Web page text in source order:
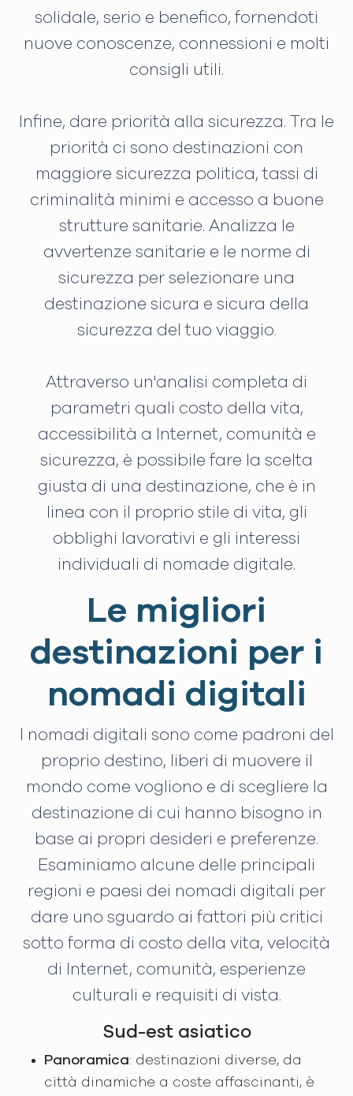
solidale, serio e benefico, fornendoti
nuove conoscenze, connessioni e molti
consigli utili.
Infine, dare priorità alla sicurezza. Tra le
priorità ci sono destinazioni con
maggiore sicurezza politica, tassi di
criminalità minimi e accesso a buone
strutture sanitarie. Analizza le
avvertenze sanitarie e le norme di
sicurezza per selezionare una
destinazione sicura e sicura della
sicurezza del tuo viaggio.
Attraverso un'analisi completa di
parametri quali costo della vita,
accessibilità a Internet, comunità e
sicurezza, è possibile fare la scelta
giusta di una destinazione, che è in
linea con il proprio stile di vita, gli
obblighi lavorativi e gli interessi
individuali di nomade digitale.
Le migliori
destinazioni per i
nomadi digitali
I nomadi digitali sono come padroni del
proprio destino, liberi di muovere il
mondo come vogliono e di scegliere la
destinazione di cui hanno bisogno in
base ai propri desideri e preferenze.
Esaminiamo alcune delle principali
regioni e paesi dei nomadi digitali per
dare uno sguardo ai fattori più critici
sotto forma di costo della vita, velocità
di Internet, comunità, esperienze
culturali e requisiti di vista.
Sud-est asiatico
Panoramica: destinazioni diverse, da
città dinamiche a coste affascinanti, è